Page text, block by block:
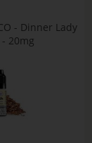
- Dinner Lady
20mg